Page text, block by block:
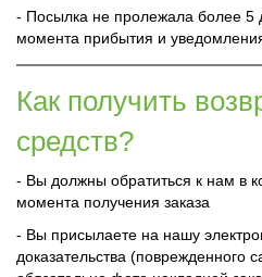
- Посылка не пролежала более 5
момента прибытия и
Как получить
средств?
- Вы должны обратиться к нам в
момента получения заказа
- Вы присылаете на нашу
доказательства (поврежденного